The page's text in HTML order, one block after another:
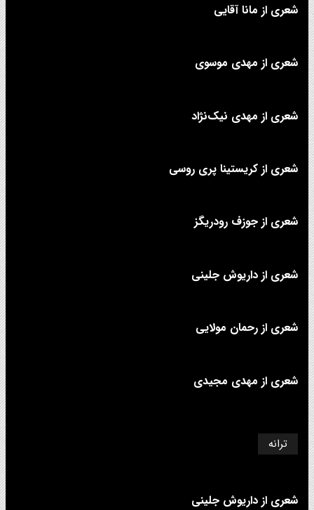
شعری از مانا آقایی
شعری از مهدی موسوی
شعری از مهدی نیک‌نژاد
شعری از کریستینا پری روسی
شعری از جوزف رودریگز
شعری از داریوش جلینی
شعری از رحمان مولایی
شعری از مهدی مجیدی
ترانه
شعری از داریوش جلینی